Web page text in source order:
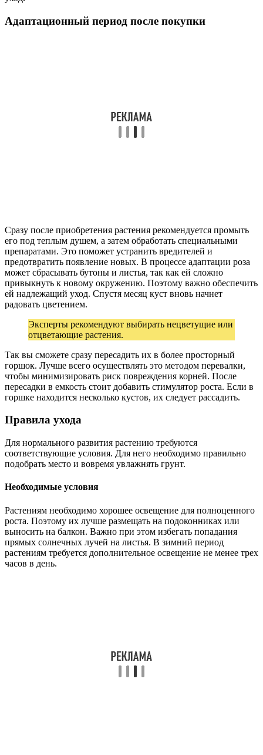
Адаптационный период после покупки
Сразу после приобретения растения рекомендуется промыть
его под теплым душем, а затем обработать специальными
препаратами. Это поможет устранить вредителей и
предотвратить появление новых. В процессе адаптации роза
может сбрасывать бутоны и листья, так как ей сложно
привыкнуть к новому окружению. Поэтому важно обеспечить
ей надлежащий уход. Спустя месяц куст вновь начнет
радовать цветением.
Эксперты рекомендуют выбирать нецветущие или
отцветающие растения.
Так вы сможете сразу пересадить их в более просторный
горшок. Лучше всего осуществлять это методом перевалки,
чтобы минимизировать риск повреждения корней. После
пересадки в емкость стоит добавить стимулятор роста. Если в
горшке находится несколько кустов, их следует рассадить.
Правила ухода
Для нормального развития растению требуются
соответствующие условия. Для него необходимо правильно
подобрать место и вовремя увлажнять грунт.
Необходимые условия
Растениям необходимо хорошее освещение для полноценного
роста. Поэтому их лучше размещать на подоконниках или
выносить на балкон. Важно при этом избегать попадания
прямых солнечных лучей на листья. В зимний период
растениям требуется дополнительное освещение не менее трех
часов в день.